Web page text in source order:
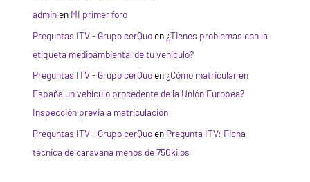
adminen MI primer foro
Preguntas ITV - Grupo cerQuoen ¿Tienes problemas con la
etiqueta medioambiental de tu vehículo?
Preguntas ITV - Grupo cerQuoen ¿Cómo matricular en
España un vehículo procedente de la Unión Europea?
Inspección previa a matriculación
Preguntas ITV - Grupo cerQuoen Pregunta ITV: Ficha
técnica de caravana menos de 750kilos